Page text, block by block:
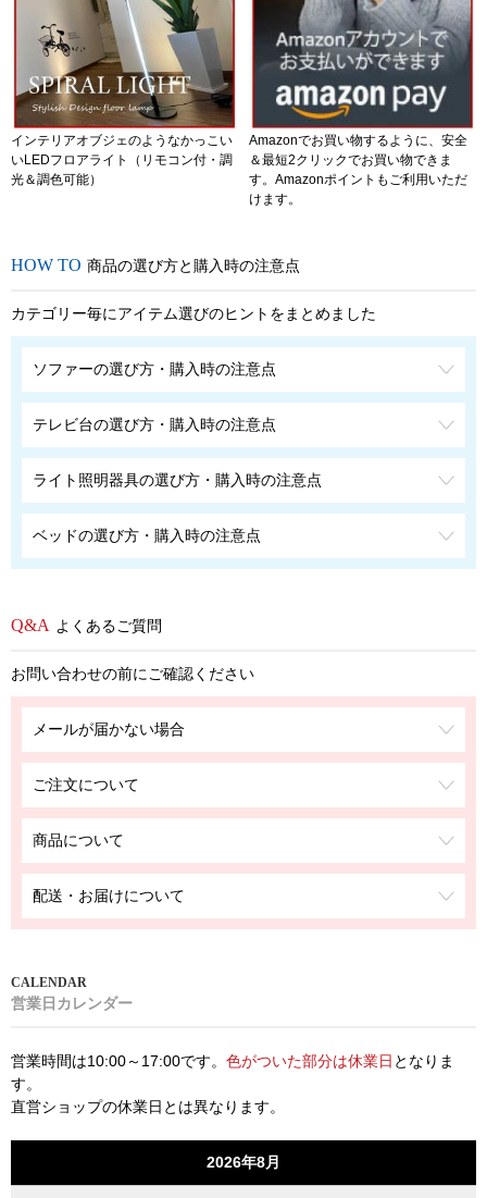
インテリアオブジェのようなかっこい
いLEDフロアライト（リモコン付・調
光＆調色可能）
Amazonでお買い物するように、安全
＆最短2クリックでお買い物できま
す。Amazonポイントもご利用いただ
けます。
商品の選び方と購入時の注意点
カテゴリー毎にアイテム選びのヒントをまとめました
ソファーの選び方・購入時の注意点
テレビ台の選び方・購入時の注意点
ライト照明器具の選び方・購入時の注意点
ベッドの選び方・購入時の注意点
よくあるご質問
お問い合わせの前にご確認ください
メールが届かない場合
ご注文について
商品について
配送・お届けについて
営業日カレンダー
営業時間は10:00～17:00です。 色がついた部分は休業日 となりま
す。
直営ショップの休業日とは異なります。
2026年8月